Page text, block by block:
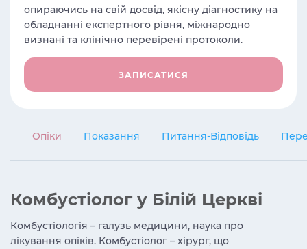
опираючись на свій досвід, якісну діагностику на
обладнанні експертного рівня, міжнародно
визнані та клінічно перевірені протоколи.
ЗАПИСАТИСЯ
Опіки Показання Питання-Відповідь
Комбустіолог у Білій Церкві
Комбустіологія – галузь медицини, наука про
лікування опіків. Комбустіолог – хірург, що